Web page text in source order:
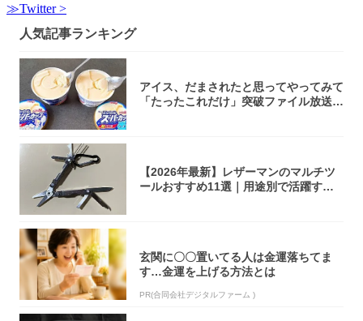
≫Twitter >
人気記事ランキング
アイス、だまされたと思ってやってみて
「たったこれだけ」突破ファイル放送で
【2026年最新】レザーマンのマルチツ
ールおすすめ11選｜用途別で活躍する
玄関に〇〇置いてる人は金運落ちてま
す…金運を上げる方法とは
PR(合同会社デジタルファーム )